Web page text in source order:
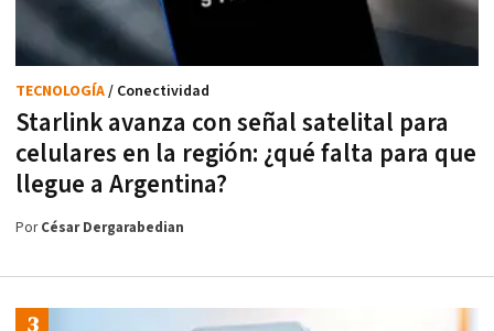
Starlink avanza con señal satelital para
celulares en la región: ¿qué falta para que
llegue a Argentina?
TECNOLOGÍA/ Conectividad
PorCésar Dergarabedian